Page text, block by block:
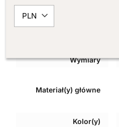
Wymiary
Materiał(y) główne
Kolor(y)
PLN